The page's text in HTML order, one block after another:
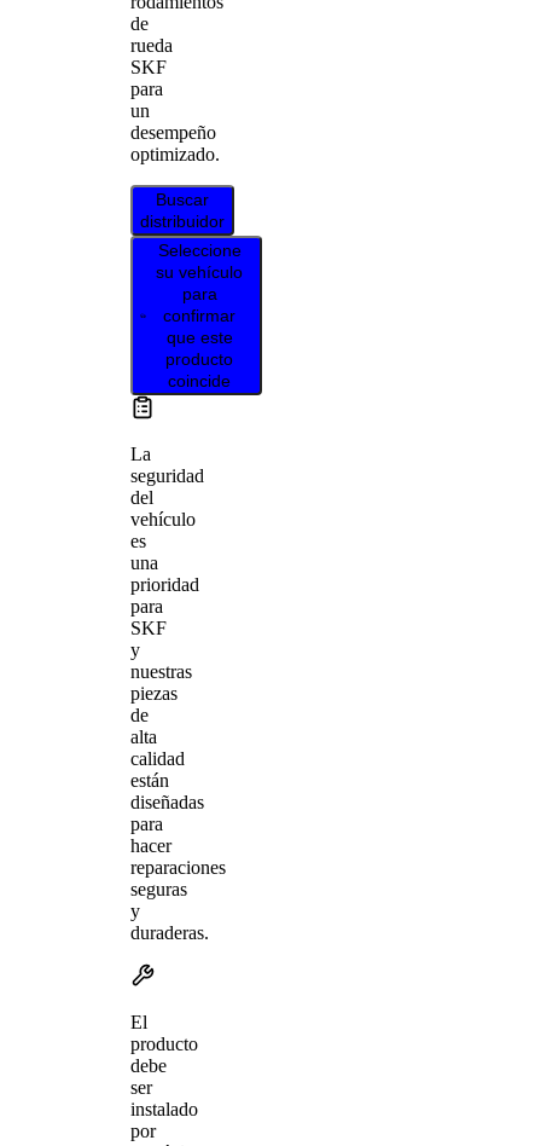
de
rueda
SKF
para
un
desempeño
optimizado.
Buscar
distribuidor
Seleccione
su vehículo
para
confirmar
que este
producto
coincide
La
seguridad
del
vehículo
es
una
prioridad
para
SKF
y
nuestras
piezas
de
alta
calidad
están
diseñadas
para
hacer
reparaciones
seguras
y
duraderas.
El
producto
debe
ser
instalado
por